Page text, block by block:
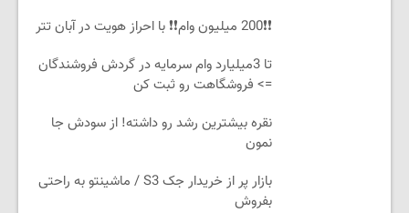
❗❗200 میلیون وام❗❗ با احراز هویت در آبان تتر
تا 3میلیارد وام سرمایه در گردش فروشندگان
=> فروشگاهت رو ثبت کن
نقره بیشترین رشد رو داشته! از سودش جا
نمون
بازار پر از خریدار جک S3 / ماشینتو به راحتی
بفروش